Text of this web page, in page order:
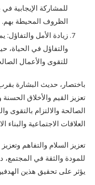
للمشاركة الإيجابية
الظروف المحيطة بهم.
زيادة الأمل والتفاؤل:
والتفاؤل في الحياة،
للتقوى والأعمال
باختصار، حديث البشارة
تعزيز القيم والأخلاق الحسنة
الصالحة والالتزام
العلاقات الاجتماعية والبناء
تعزيز السلام والتفاهم
للمودة والثقة في
يؤثر على تحقيق هذين